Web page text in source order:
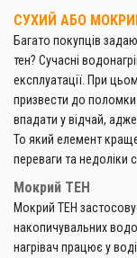
СУХИЙ АБО
Багато покупців
тен? Сучасні
експлуатації. При
призвести до
впадати у відчай,
То який елемент
переваги та недоліки
Мокрий ТЕН
Мокрий ТЕН
накопичувальних
нагрівач працює у